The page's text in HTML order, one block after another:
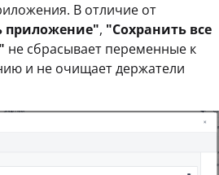
В отличие от
приложение", "Сохранить все
не сбрасывает переменные к
и не очищает держатели